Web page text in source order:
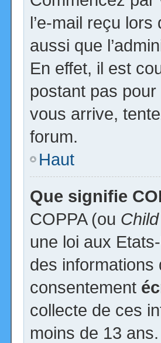
l’e-mail reçu
aussi que
En effet, il est
postant pas
vous arrive,
forum.
Haut
Que signifie
COPPA (ou
une loi aux
des informations
consentement
collecte de ces
moins de 13